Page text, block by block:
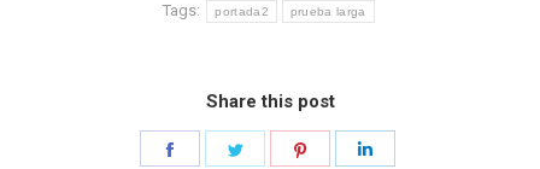
Tags: portada2 prueba larga
Share this post